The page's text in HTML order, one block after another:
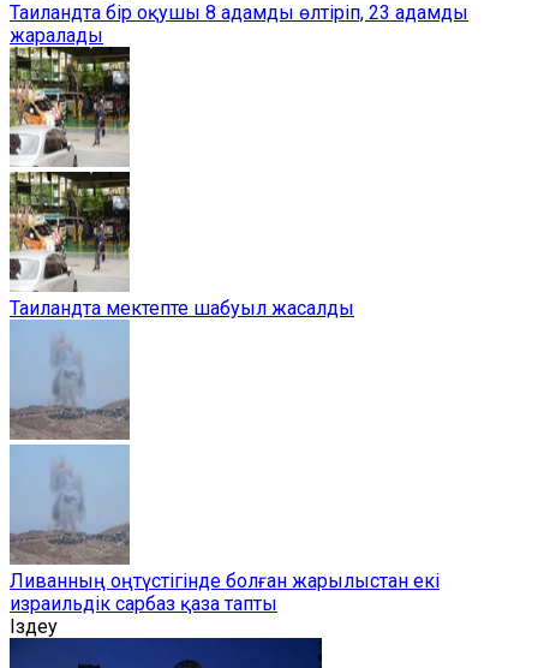
Таиландта бір оқушы 8 адамды өлтіріп, 23 адамды
жаралады
Таиландта мектепте шабуыл жасалды
Ливанның оңтүстігінде болған жарылыстан екі
израильдік сарбаз қаза тапты
Іздеу